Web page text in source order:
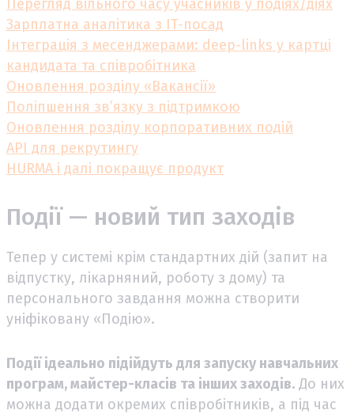
Перегляд вільного часу учасників у подіях/діях
Зарплатна аналітика з IT-посад
Інтеграція з месенджерами: deep-links у картці
кандидата та співробітника
Оновлення розділу «Вакансії»
Поліпшення зв’язку з підтримкою
Оновлення розділу корпоративних подій
API для рекрутингу
HURMA і далі покращує продукт
Події — новий тип заходів
Тепер у системі крім стандартних дій (запит на
відпустку, лікарняний, роботу з дому) та
персонального завдання можна створити
уніфіковану «Подію».
Події ідеально підійдуть для запуску навчальних
програм, майстер-класів та інших заходів. До них
можна додати окремих співробітників, а під час